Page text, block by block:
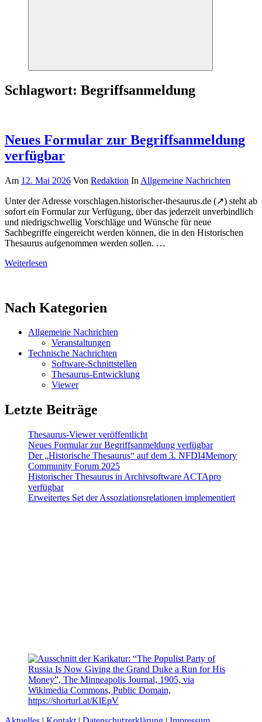
Suchen
Schlagwort: Begriffsanmeldung
Neues Formular zur Begriffsanmeldung
verfügbar
Am 12. Mai 2026 Von Redaktion In Allgemeine Nachrichten
Unter der Adresse vorschlagen.historischer-thesaurus.de (↗) steht ab
sofort ein Formular zur Verfügung, über das jederzeit unverbindlich
und niedrigschwellig Vorschläge und Wünsche für neue
Sachbegriffe eingereicht werden können, die in den Historischen
Thesaurus aufgenommen werden sollen. …
Weiterlesen
Nach Kategorien
Allgemeine Nachrichten
Veranstaltungen
Technische Nachrichten
Software-Schnittstellen
Thesaurus-Entwicklung
Viewer
Letzte Beiträge
Thesaurus-Viewer veröffentlicht
Neues Formular zur Begriffsanmeldung verfügbar
Der „Historische Thesaurus“ auf dem 3. NFDI4Memory
Community Forum 2025
Historischer Thesaurus in Archivsoftware ACTApro
verfügbar
Erweitertes Set der Assoziationsrelationen implementiert